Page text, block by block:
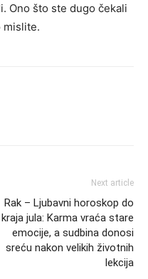
Ono što ste dugo čekali
mislite.
Next article
Rak – Ljubavni horoskop do
kraja jula: Karma vraća stare
emocije, a sudbina donosi
sreću nakon velikih životnih
lekcija